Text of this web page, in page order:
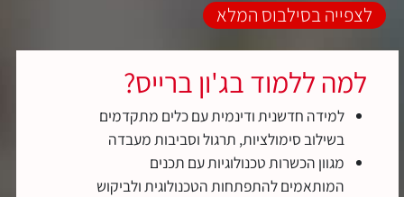
לצפייה בסילבוס המלא
למה ללמוד בג'ון ברייס?
למידה חדשנית ודינמית עם כלים מתקדמים
בשילוב סימולציות, תרגול וסביבות מעבדה
מגוון הכשרות טכנולוגיות עם תכנים
המותאמים להתפתחות הטכנולוגית ולביקוש